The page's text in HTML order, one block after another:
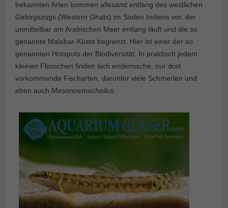
bekannten Arten kommen allesamt entlang des westlichen
Gebirgszugs (Western Ghats) im Süden Indiens vor, der
unmittelbar am Arabischen Meer entlang läuft und die so
genannte Malabar-Küste begrenzt. Hier ist einer der so
genannten Hotspots der Biodiversität. In praktisch jedem
kleinen Flüsschen finden sich endemische, nur dort
vorkommende Fischarten, darunter viele Schmerlen und
eben auch Mesonoemacheilus.